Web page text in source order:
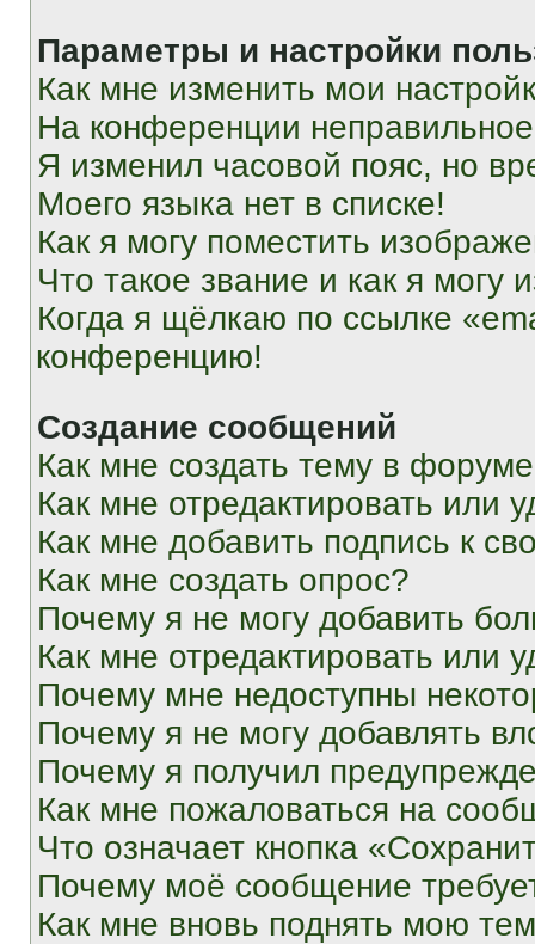
Параметры и настройки
Как мне изменить мои
На конференции
Я изменил часовой пояс, но
Моего языка нет в списке!
Как я могу поместить
Что такое звание и как я могу
Когда я щёлкаю по ссылке
конференцию!
Создание сообщений
Как мне создать тему в
Как мне отредактировать или
Как мне добавить подпись к
Как мне создать опрос?
Почему я не могу добавить
Как мне отредактировать или
Почему мне недоступны
Почему я не могу добавлять
Почему я получил
Как мне пожаловаться на
Что означает кнопка
Почему моё сообщение
Как мне вновь поднять мою